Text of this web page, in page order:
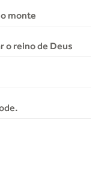
monte
o reino de Deus